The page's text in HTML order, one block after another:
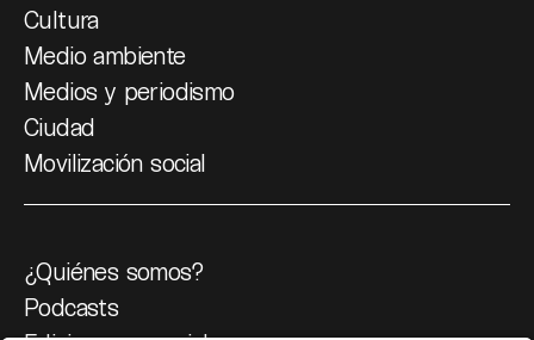
Cultura
Medio ambiente
Medios y periodismo
Ciudad
Movilización social
¿Quiénes somos?
Podcasts